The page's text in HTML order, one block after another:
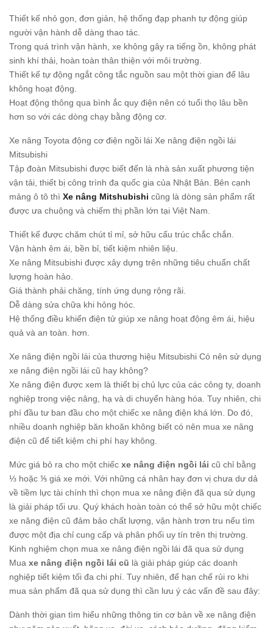
Thiết kế nhỏ gọn, đơn giản, hệ thống đạp phanh tự động giúp
người vận hành dễ dàng thao tác.
Trong quá trình vận hành, xe không gây ra tiếng ồn, không phát
sinh khí thải, hoàn toàn thân thiện với môi trường.
Thiết kế tự động ngắt công tắc nguồn sau một thời gian để lâu
không hoạt động.
Hoạt động thông qua bình ắc quy điện nên có tuổi thọ lâu bền
hơn so với các dòng chạy bằng động cơ.
Xe nâng Toyota động cơ điện ngồi lái Xe nâng điện ngồi lái
Mitsubishi
Tập đoàn Mitsubishi được biết đến là nhà sản xuất phương tiện
vận tải, thiết bị công trình đa quốc gia của Nhật Bản. Bên cạnh
mảng ô tô thì Xe nâng Mitshubishi cũng là dòng sản phẩm rất
được ưa chuộng và chiếm thị phần lớn tại Việt Nam.
Thiết kế được chăm chút tỉ mỉ, sở hữu cấu trúc chắc chắn.
Vận hành êm ái, bền bỉ, tiết kiệm nhiên liệu.
Xe nâng Mitsubishi được xây dựng trên những tiêu chuẩn chất
lượng hoàn hảo.
Giá thành phải chăng, tính ứng dụng rộng rãi.
Dễ dàng sửa chữa khi hỏng hóc.
Hệ thống điều khiển điện tử giúp xe nâng hoạt động êm ái, hiệu
quả và an toàn. hơn.
Xe nâng điện ngồi lái của thương hiệu Mitsubishi Có nên sử dụng
xe nâng điện ngồi lái cũ hay không?
Xe nâng điện được xem là thiết bị chủ lực của các công ty, doanh
nghiệp trong việc nâng, hạ và di chuyển hàng hóa. Tuy nhiên, chi
phí đầu tư ban đầu cho một chiếc xe nâng điện khá lớn. Do đó,
nhiều doanh nghiệp băn khoăn không biết có nên mua xe nâng
điện cũ để tiết kiệm chi phí hay không.
Mức giá bỏ ra cho một chiếc xe nâng điện ngồi lái cũ chỉ bằng
⅓ hoặc ⅕ giá xe mới. Với những cá nhân hay đơn vị chưa dư dả
về tiềm lực tài chính thì chọn mua xe nâng điện đã qua sử dụng
là giải pháp tối ưu. Quý khách hoàn toàn có thể sở hữu một chiếc
xe nâng điện cũ đảm bảo chất lượng, vận hành trơn tru nếu tìm
được một địa chỉ cung cấp và phân phối uy tín trên thị trường.
Kinh nghiệm chọn mua xe nâng điện ngồi lái đã qua sử dụng
Mua xe nâng điện ngồi lái cũ là giải pháp giúp các doanh
nghiệp tiết kiệm tối đa chi phí. Tuy nhiên, để hạn chế rủi ro khi
mua sản phẩm đã qua sử dụng thì cần lưu ý các vấn đề sau đây:
Dành thời gian tìm hiểu những thông tin cơ bản về xe nâng điện